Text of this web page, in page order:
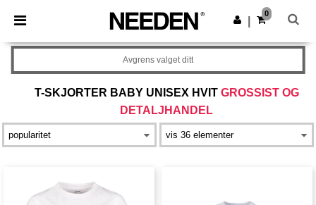
× Needen-app
Bedre priser i appen!
Last ned app
0
T-SKJORTER BABY UNISEX HVIT GROSSIST OG
DETALJHANDEL
Avgrens valget ditt